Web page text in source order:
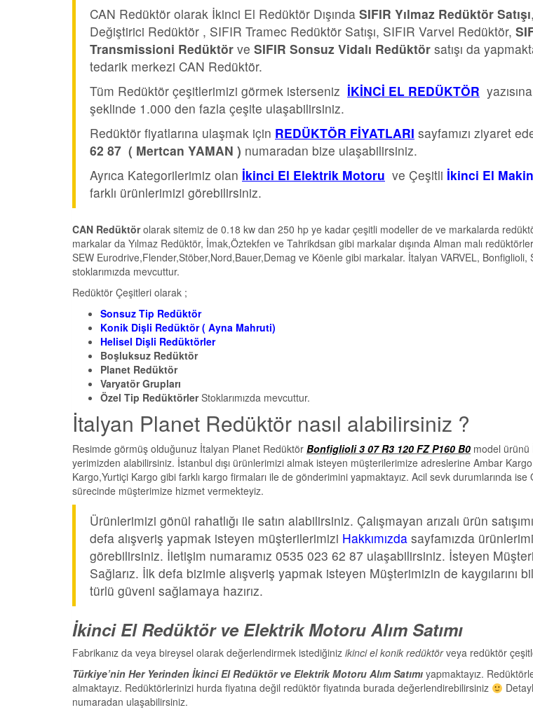
CAN Redüktör olarak İkinci El Redüktör Dışında SIFIR Yılmaz Redüktör Satışı
Değiştirici Redüktör , SIFIR Tramec Redüktör Satışı, SIFIR Varvel Redüktör,
Transmissioni Redüktör ve SIFIR Sonsuz Vidalı Redüktör satışı da
tedarik merkezi CAN Redüktör.
Tüm Redüktör çeşitlerimizi görmek isterseniz İKİNCİ EL REDÜKTÖR
şeklinde 1.000 den fazla çeşite ulaşabilirsiniz.
Redüktör fiyatlarına ulaşmak için REDÜKTÖR FİYATLARI sayfamızı ziyaret
62 87 ( Mertcan YAMAN ) numaradan bize ulaşabilirsiniz.
Ayrıca Kategorilerimiz olan İkinci El Elektrik Motoru ve Çeşitli İkinci El
farklı ürünlerimizi görebilirsiniz.
CAN Redüktörolarak sitemiz de 0.18 kw dan 250 hp ye kadar çeşitli modeller de ve markalarda
markalar da Yılmaz Redüktör, İmak,Öztekfen ve Tahrikdsan gibi markalar dışında Alman malı
SEW Eurodrive,Flender,Stöber,Nord,Bauer,Demag ve Köenle gibi markalar. İtalyan VARVEL,
stoklarımızda mevcuttur.
Redüktör Çeşitleri olarak ;
Sonsuz Tip Redüktör
Konik Dişli Redüktör ( Ayna Mahruti)
Helisel Dişli Redüktörler
Boşluksuz Redüktör
Planet Redüktör
Varyatör Grupları
Özel Tip RedüktörlerStoklarımızda mevcuttur.
İtalyan Planet Redüktör nasıl alabilirsiniz ?
Resimde görmüş olduğunuz İtalyan Planet Redüktör Bonfiglioli 3 07 R3 120 FZ P160 B0 model
yerimizden alabilirsiniz. İstanbul dışı ürünlerimizi almak isteyen müşterilerimize adreslerine Ambar Kargo
Kargo,Yurtiçi Kargo gibi farklı kargo firmaları ile de gönderimini yapmaktayız. Acil sevk durumlarında
sürecinde müşterimize hizmet vermekteyiz.
Ürünlerimizi gönül rahatlığı ile satın alabilirsiniz. Çalışmayan arızalı ürün
defa alışveriş yapmak isteyen müşterilerimizi Hakkımızda sayfamızda
görebilirsiniz. İletişim numaramız 0535 023 62 87 ulaşabilirsiniz. İsteyen
Sağlarız. İlk defa bizimle alışveriş yapmak isteyen Müşterimizin de kaygılarını
türlü güveni sağlamaya hazırız.
İkinci El Redüktör ve Elektrik Motoru Alım Satımı
Fabrikanız da veya bireysel olarak değerlendirmek istediğiniz ikinci el konik redüktörveya redüktör
Türkiye’nin Her Yerinden İkinci El Redüktör ve Elektrik Motoru Alım Satımı yapmaktayız.
almaktayız. Redüktörlerinizi hurda fiyatına değil redüktör fiyatında burada değerlendirebilirsiniz
numaradan ulaşabilirsiniz.